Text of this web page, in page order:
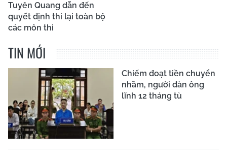
Tuyên Quang dẫn đến
quyết định thi lại toàn bộ
các môn thi
TIN MỚI
Chiếm đoạt tiền chuyển
nhầm, người đàn ông
lĩnh 12 tháng tù